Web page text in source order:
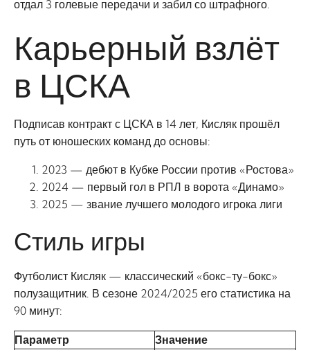
отдал 3 голевые передачи и забил со штрафного.
Карьерный взлёт
в ЦСКА
Подписав контракт с ЦСКА в 14 лет, Кисляк прошёл
путь от юношеских команд до основы:
2023 — дебют в Кубке России против «Ростова»
2024 — первый гол в РПЛ в ворота «Динамо»
2025 — звание лучшего молодого игрока лиги
Стиль игры
Футболист Кисляк — классический «бокс-ту-бокс»
полузащитник. В сезоне 2024/2025 его статистика на
90 минут:
Параметр
Значение